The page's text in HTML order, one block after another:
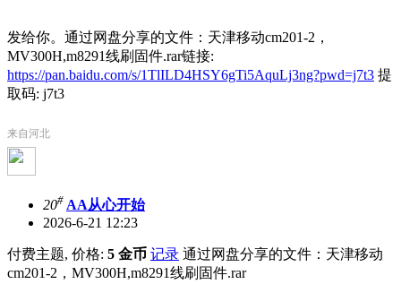
发给你。通过网盘分享的文件：天津移动cm201-2，
MV300H,m8291线刷固件.rar链接:
https://pan.baidu.com/s/1TlILD4HSY6gTi5AquLj3ng?pwd=j7t3 提
取码: j7t3
来自河北
20# AA从心开始
2026-6-21 12:23
付费主题, 价格: 5 金币 记录 通过网盘分享的文件：天津移动
cm201-2，MV300H,m8291线刷固件.rar